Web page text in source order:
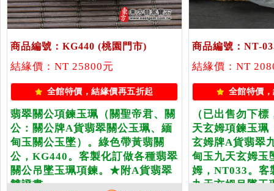
商品編號：KG440 (桃園門市)
結緣價：NT 25800元
全館特價，結緣價再五折起
翡翠關公項鍊玉珮（關聖帝君、關
公：關公牌A貨翡翠關公玉珮、緬
甸玉關公玉墜）。綠色帶黃翡關
公，KG440。客製化訂做各種翡翠
關公吊墜玉珮項鍊。★附A貨翡翠
雙證書
商品編號：NT-
結緣價：NT
全館特價
（已出售勿下
天玄姆項鍊玉珮
玄姆牌A貨翡翠
甸玉九天玄姆玉
姆，NT033。客
九天玄姆吊墜